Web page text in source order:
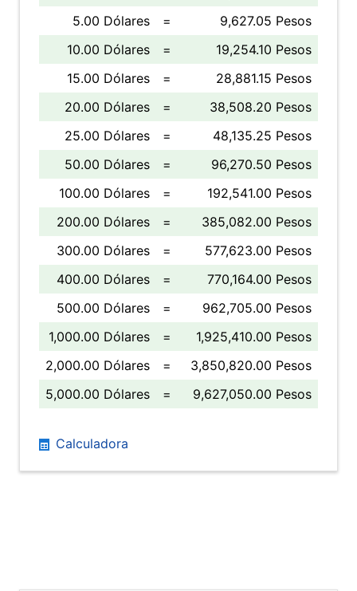
5.00 Dólares
=
9,627.05 Pesos
10.00 Dólares
=
19,254.10 Pesos
15.00 Dólares
=
28,881.15 Pesos
20.00 Dólares
=
38,508.20 Pesos
25.00 Dólares
=
48,135.25 Pesos
50.00 Dólares
=
96,270.50 Pesos
100.00 Dólares
=
192,541.00 Pesos
200.00 Dólares
=
385,082.00 Pesos
300.00 Dólares
=
577,623.00 Pesos
400.00 Dólares
=
770,164.00 Pesos
500.00 Dólares
=
962,705.00 Pesos
1,000.00 Dólares
=
1,925,410.00 Pesos
2,000.00 Dólares
=
3,850,820.00 Pesos
5,000.00 Dólares
= 9,627,050.00 Pesos
Calculadora